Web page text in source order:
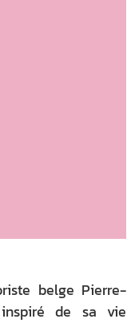
belge Pierre-
de sa vie